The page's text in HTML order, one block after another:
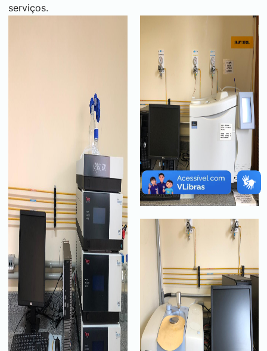
serviços.